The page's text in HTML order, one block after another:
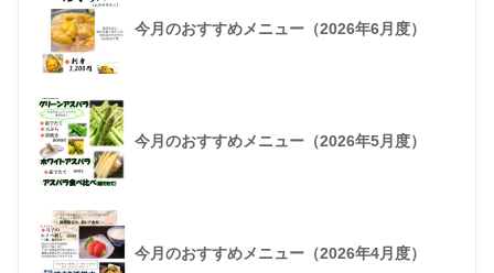
今月のおすすめメニュー（2026年6月度）
今月のおすすめメニュー（2026年5月度）
今月のおすすめメニュー（2026年4月度）